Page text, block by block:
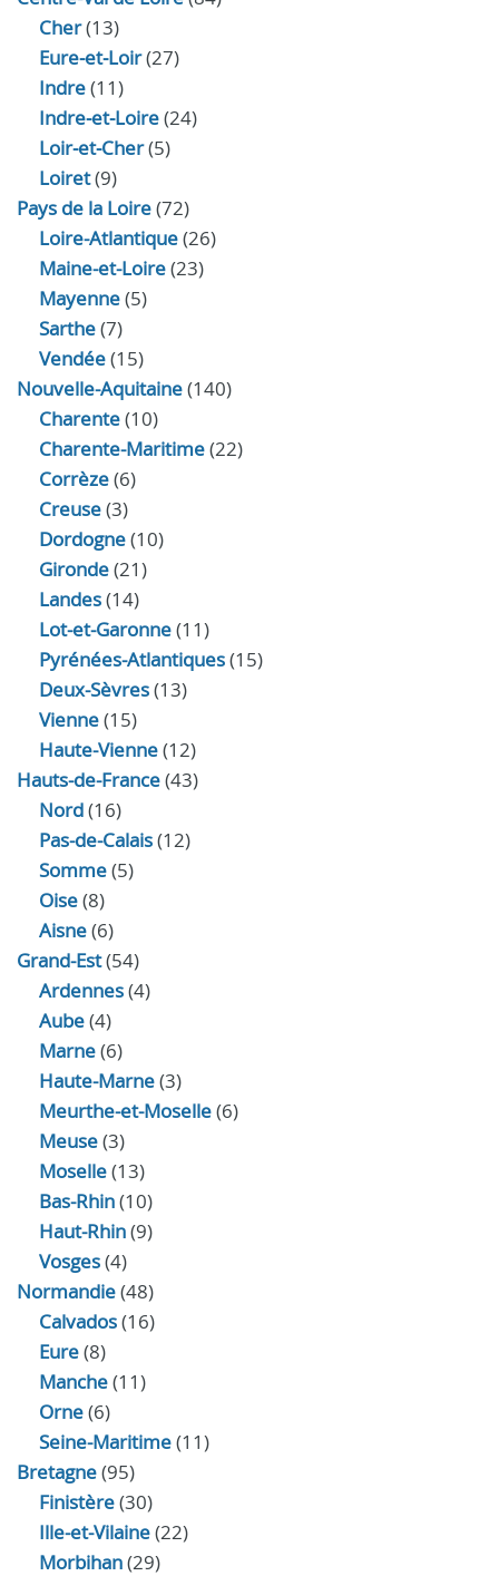
Cher(13)
Eure‑et‑Loir(27)
Indre(11)
Indre‑et‑Loire(24)
Loir‑et‑Cher(5)
Loiret(9)
Pays de la Loire(72)
Loire-Atlantique(26)
Maine-et-Loire(23)
Mayenne(5)
Sarthe(7)
Vendée(15)
Nouvelle-Aquitaine(140)
Charente(10)
Charente-Maritime(22)
Corrèze(6)
Creuse(3)
Dordogne(10)
Gironde(21)
Landes(14)
Lot-et-Garonne(11)
Pyrénées-Atlantiques(15)
Deux-Sèvres(13)
Vienne(15)
Haute-Vienne(12)
Hauts-de-France(43)
Nord(16)
Pas-de-Calais(12)
Somme(5)
Oise(8)
Aisne(6)
Grand-Est(54)
Ardennes(4)
Aube(4)
Marne(6)
Haute-Marne(3)
Meurthe-et-Moselle(6)
Meuse(3)
Moselle(13)
Bas-Rhin(10)
Haut-Rhin(9)
Vosges(4)
Normandie(48)
Calvados(16)
Eure(8)
Manche(11)
Orne(6)
Seine-Maritime(11)
Bretagne(95)
Finistère(30)
Ille-et-Vilaine(22)
Morbihan(29)